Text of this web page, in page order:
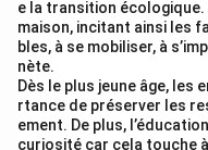
e la transition écologique.
maison, incitant ainsi les
bles, à se mobiliser, à
nète.
Dès le plus jeune âge, les
rtance de préserver les
ement. De plus,
curiosité car cela touche